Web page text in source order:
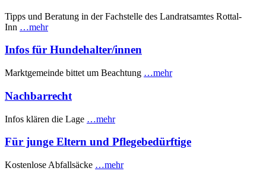
Tipps und Beratung in der Fachstelle des Landratsamtes Rottal-
Inn …mehr
Infos für Hundehalter/innen
Marktgemeinde bittet um Beachtung …mehr
Nachbarrecht
Infos klären die Lage …mehr
Für junge Eltern und Pflegebedürftige
Kostenlose Abfallsäcke …mehr